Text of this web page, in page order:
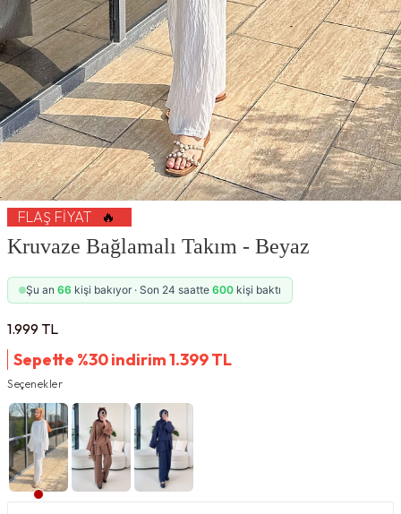
FLAŞ FIYAT 🔥
Kruvaze Bağlamalı Takım - Beyaz
Şu an 66 kişi bakıyor · Son 24 saatte 600 kişi baktı
1.999TL
Sepette %30 indirim1.399TL
Seçenekler